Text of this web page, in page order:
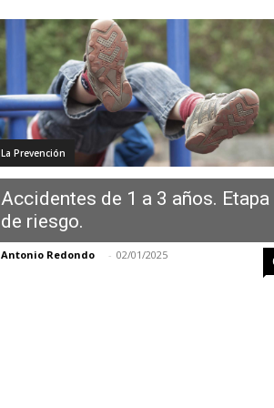
La Prevención
Accidentes de 1 a 3 años. Etapa
de riesgo.
Antonio Redondo - 02/01/2025